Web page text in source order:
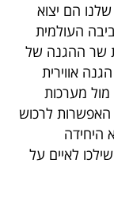
שלנו הם יצוא
העולמית
שר ההגנה של
אווירית
מערכות
לרכוש
היחידה
לאיים על